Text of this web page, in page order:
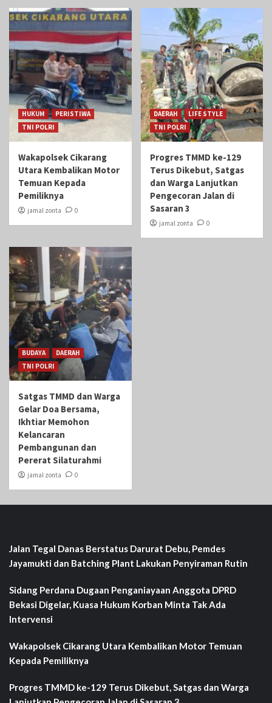
HUKUM
PERISTIWA
TNI POLRI
Wakapolsek Cikarang
Utara Kembalikan Motor
Temuan Kepada
Pemiliknya
jamal zonta 0
DAERAH
LIFE STYLE
TNI POLRI
Progres TMMD ke-129
Terus Dikebut, Satgas
dan Warga Lanjutkan
Pengecoran Jalan di
Sasaran 3
jamal zonta 0
BUDAYA
DAERAH
TNI POLRI
Satgas TMMD dan Warga
Gelar Doa Bersama,
Ikhtiar Memohon
Kelancaran
Pembangunan dan
Pererat Silaturahmi
jamal zonta 0
Jalan Tegal Danas Berstatus Darurat Debu, Pemdes
Jayamukti dan Batching Plant Lakukan Penyiraman Rutin
Sidang Perdana Dugaan Penganiayaan Anggota DPRD
Bekasi Digelar, Kuasa Hukum Korban Minta Tak Ada
Intervensi
Wakapolsek Cikarang Utara Kembalikan Motor Temuan
Kepada Pemiliknya
Progres TMMD ke-129 Terus Dikebut, Satgas dan Warga